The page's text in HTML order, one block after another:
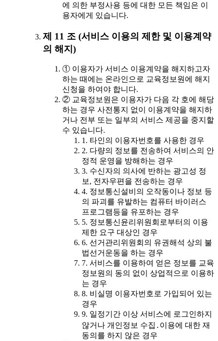
에 의한 부정사용 등에 대한 모든 책임은 이
용자에게 있습니다.
제 11 조 (서비스 이용의 제한 및 이용계약
의 해지)
① 이용자가 서비스 이용계약을 해지하고자
하는 때에는 온라인으로 교육정보원에 해지
신청을 하여야 합니다.
② 교육정보원은 이용자가 다음 각 호에 해당
하는 경우 사전통지 없이 이용계약을 해지하
거나 전부 또는 일부의 서비스 제공을 중지할
수 있습니다.
1. 타인의 이용자번호를 사용한 경우
2. 다량의 정보를 전송하여 서비스의 안
정적 운영을 방해하는 경우
3. 수신자의 의사에 반하는 광고성 정
보, 전자우편을 전송하는 경우
4. 정보통신설비의 오작동이나 정보 등
의 파괴를 유발하는 컴퓨터 바이러스
프로그램등을 유포하는 경우
5. 정보통신윤리위원회로부터의 이용
제한 요구 대상인 경우
6. 선거관리위원회의 유권해석 상의 불
법선거운동을 하는 경우
7. 서비스를 이용하여 얻은 정보를 교육
정보원의 동의 없이 상업적으로 이용하
는 경우
8. 비실명 이용자번호로 가입되어 있는
경우
9. 일정기간 이상 서비스에 로그인하지
않거나 개인정보 수집․이용에 대한 재
동의를 하지 않은 경우